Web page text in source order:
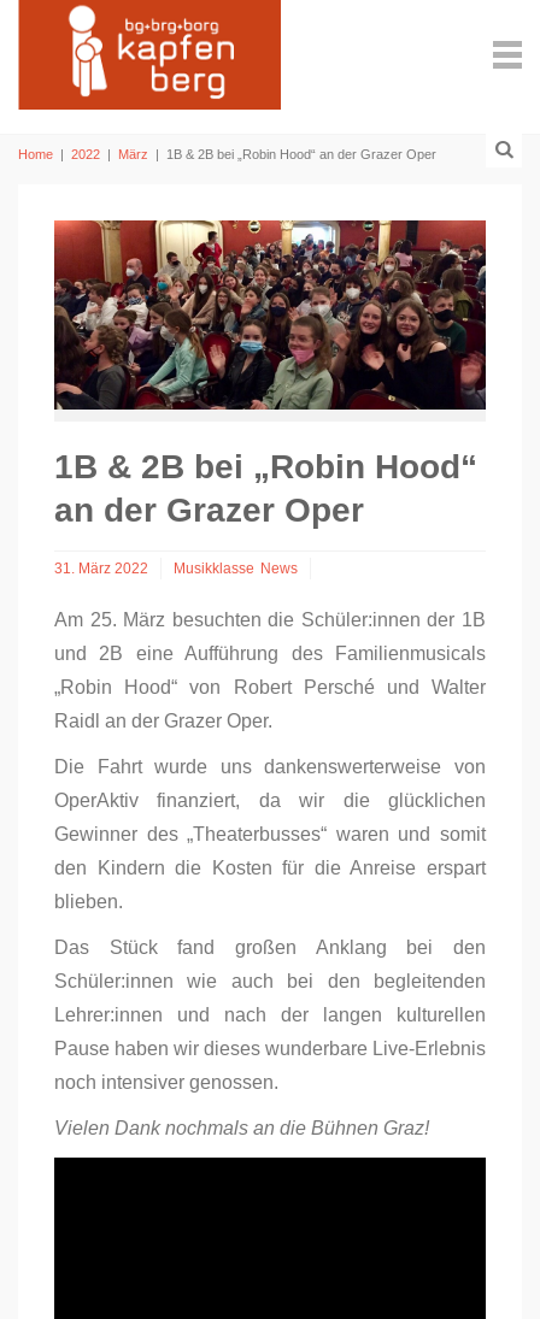
Home | 2022 | März | 1B & 2B bei „Robin Hood“ an der Grazer Oper
1B & 2B bei „Robin Hood“
an der Grazer Oper
31. März 2022 Musikklasse News
Am 25. März besuchten die Schüler:innen der 1B
und 2B eine Aufführung des Familienmusicals
„Robin Hood“ von Robert Persché und Walter
Raidl an der Grazer Oper.
Die Fahrt wurde uns dankenswerterweise von
OperAktiv finanziert, da wir die glücklichen
Gewinner des „Theaterbusses“ waren und somit
den Kindern die Kosten für die Anreise erspart
blieben.
Das Stück fand großen Anklang bei den
Schüler:innen wie auch bei den begleitenden
Lehrer:innen und nach der langen kulturellen
Pause haben wir dieses wunderbare Live-Erlebnis
noch intensiver genossen.
Vielen Dank nochmals an die Bühnen Graz!